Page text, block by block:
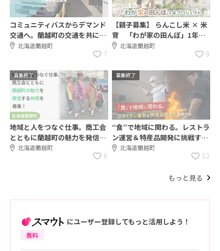
コミュニティバスからデマンド
交通へ。蘭越町の交通を共に考
える協力隊募集
北海道蘭越町
7
【親子募集】 らんこし米 × 米
育 「わが家の田んぼ」1年プ
ロジェクト
北海道蘭越町
9
募集終了
地域と人をつなぐ仕事。商工会
とともに蘭越町の魅力を発信す
る仲間を募集！
北海道蘭越町
6
募集終了
“食”で地域に関わる。レストラ
ン運営＆特産品開発に挑戦する
地域おこし協力隊を募集（各1
北海道蘭越町
12
もっと見る
にユーザー登録してもっと活用しよう！
無料